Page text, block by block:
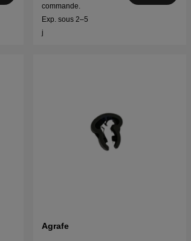
commande.
Exp. sous 2–5
j
Agrafe